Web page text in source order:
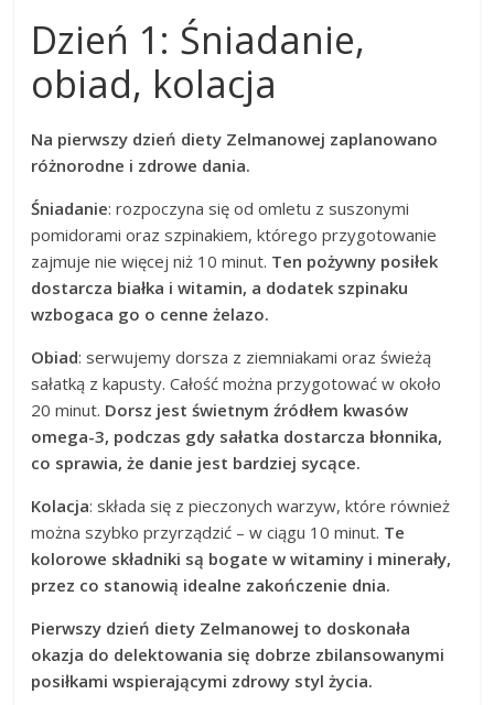
Dzień 1: Śniadanie,
obiad, kolacja
Na pierwszy dzień diety Zelmanowej zaplanowano
różnorodne i zdrowe dania.
Śniadanie: rozpoczyna się od omletu z suszonymi
pomidorami oraz szpinakiem, którego przygotowanie
zajmuje nie więcej niż 10 minut. Ten pożywny posiłek
dostarcza białka i witamin, a dodatek szpinaku
wzbogaca go o cenne żelazo.
Obiad: serwujemy dorsza z ziemniakami oraz świeżą
sałatką z kapusty. Całość można przygotować w około
20 minut. Dorsz jest świetnym źródłem kwasów
omega-3, podczas gdy sałatka dostarcza błonnika,
co sprawia, że danie jest bardziej sycące.
Kolacja: składa się z pieczonych warzyw, które również
można szybko przyrządzić – w ciągu 10 minut. Te
kolorowe składniki są bogate w witaminy i minerały,
przez co stanowią idealne zakończenie dnia.
Pierwszy dzień diety Zelmanowej to doskonała
okazja do delektowania się dobrze zbilansowanymi
posiłkami wspierającymi zdrowy styl życia.